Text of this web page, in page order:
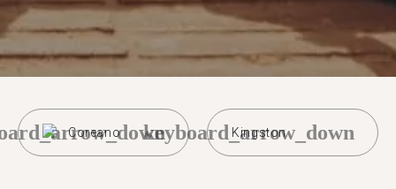
Coreano Kingston
keyboard_arrow_down